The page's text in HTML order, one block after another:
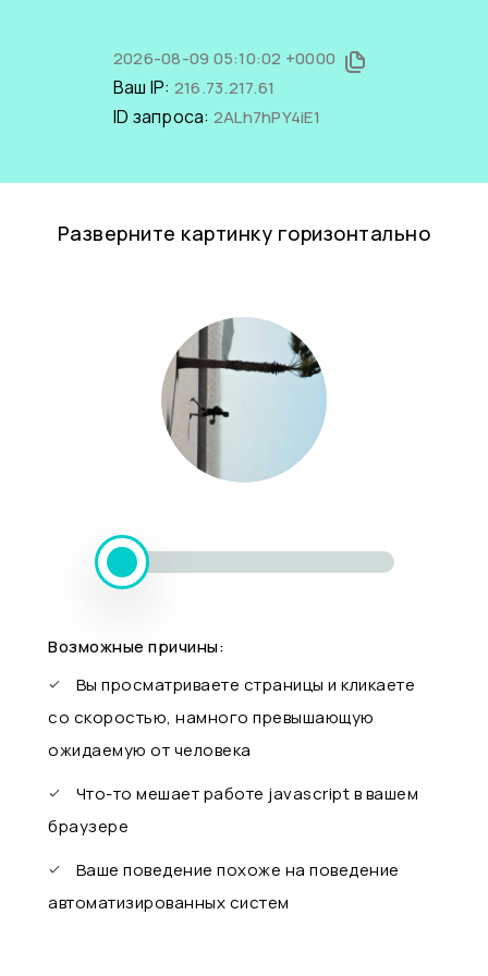
2026-08-09 05:10:02 +0000
Ваш IP: 216.73.217.61
ID запроса: 2ALh7hPY4iE1
Разверните картинку горизонтально
Возможные причины:
Вы просматриваете страницы и кликаете
со скоростью, намного превышающую
ожидаемую от человека
Что-то мешает работе javascript в вашем
браузере
Ваше поведение похоже на поведение
автоматизированных систем